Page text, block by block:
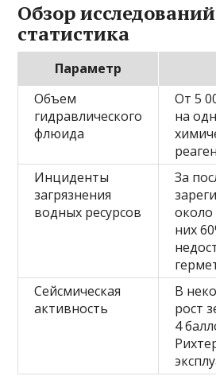
Обзор
статистика
Параметр
Объем
гидравлического
флюида
От 5
на
Инциденты
загрязнения
водных ресурсов
За
около
них
Сейсмическая
активность
В
рост
4